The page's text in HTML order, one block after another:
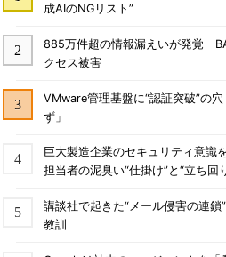
成AIのNGリスト”
885万件超の情報漏えいが発覚
クセス被害
VMware管理基盤に“認証突破”の
ず」
巨大製造企業のセキュリティ意
担当者の泥臭い“仕掛け”と“立ち回
講談社で起きた“メール侵害の連
教訓